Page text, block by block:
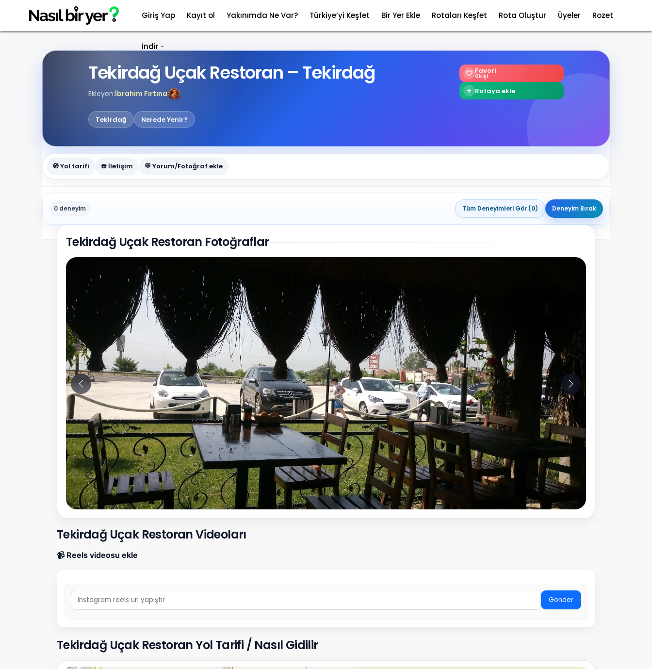
Giriş Yap Kayıt ol Yakınımda Ne Var? Türkiye’yi Keşfet Bir Yer Ekle Rotaları Keşfet Rota Oluştur Üyeler Rozet
İndir
Tekirdağ Uçak Restoran – Tekirdağ
Ekleyen:İbrahim Fırtına
Tekirdağ Nerede Yenir?
🤍 Favori
0kişi
+ Rotaya ekle
🧭 Yol tarifi ☎️ İletişim 💬 Yorum/Fotoğraf ekle
0 deneyim Tüm Deneyimleri Gör (0) Deneyim Bırak
Tekirdağ Uçak Restoran Fotoğraflar
Tekirdağ Uçak Restoran Videoları
📹 Reels videosu ekle
Gönder
Tekirdağ Uçak Restoran Yol Tarifi / Nasıl Gidilir